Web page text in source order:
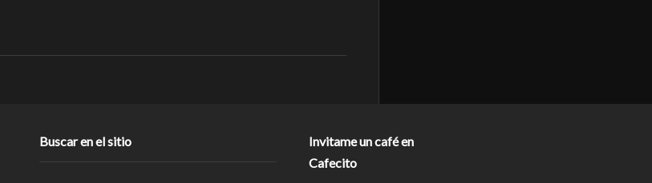
Buscar en el sitio
Invitame un café en
Cafecito